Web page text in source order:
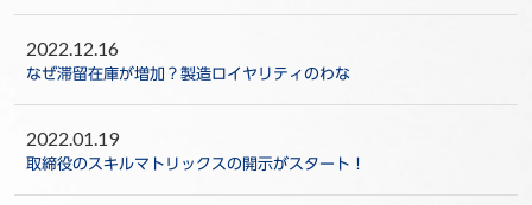
2022.12.16
なぜ滞留在庫が増加？製造ロイヤリティのわな
2022.01.19
取締役のスキルマトリックスの開示がスタート！